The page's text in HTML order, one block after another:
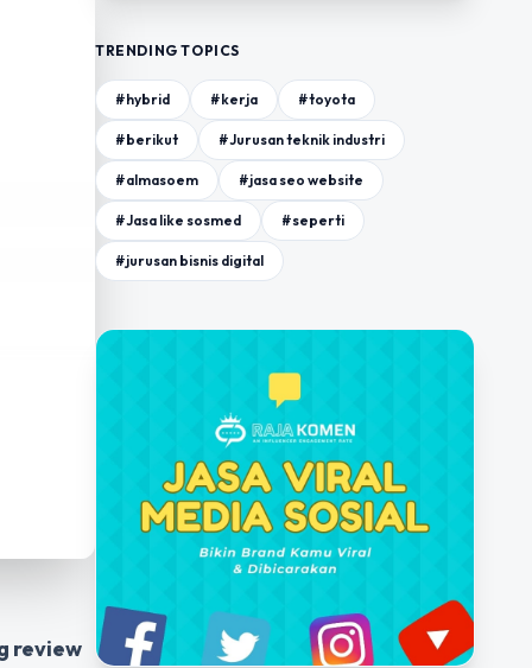
review
TRENDING TOPICS
#hybrid #kerja #toyota
#berikut #Jurusan teknik industri
#almasoem #jasa seo website
#Jasa like sosmed #seperti
#jurusan bisnis digital